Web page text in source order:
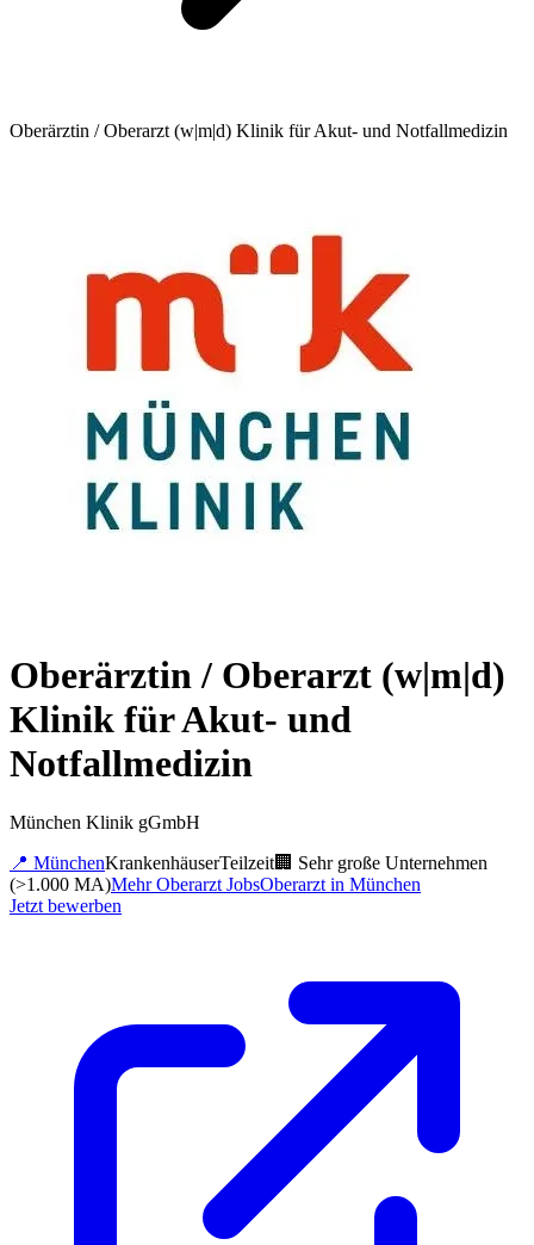
Oberärztin / Oberarzt (w|m|d) Klinik für Akut- und Notfallmedizin
Oberärztin / Oberarzt (w|m|d)
Klinik für Akut- und
Notfallmedizin
München Klinik gGmbH
📍 MünchenKrankenhäuserTeilzeit🏢 Sehr große Unternehmen
(>1.000 MA)MehrOberarzt JobsOberarzt in München
Jetzt bewerben